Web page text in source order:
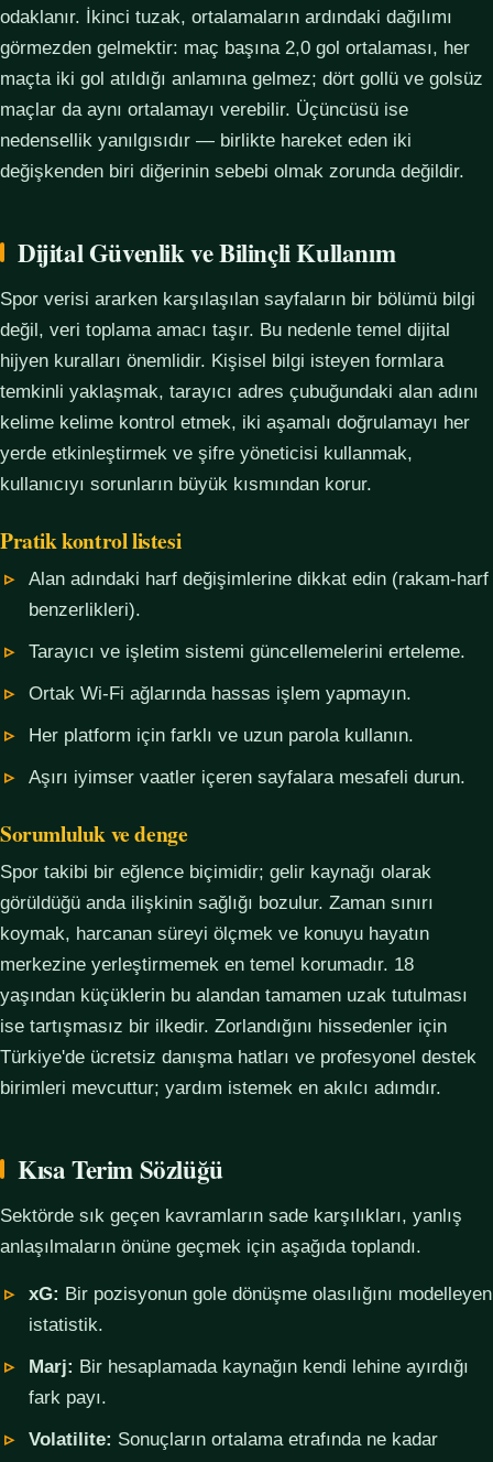
odaklanır. İkinci tuzak, ortalamaların ardındaki dağılımı
görmezden gelmektir: maç başına 2,0 gol ortalaması, her
maçta iki gol atıldığı anlamına gelmez; dört gollü ve golsüz
maçlar da aynı ortalamayı verebilir. Üçüncüsü ise
nedensellik yanılgısıdır — birlikte hareket eden iki
değişkenden biri diğerinin sebebi olmak zorunda değildir.
Dijital Güvenlik ve Bilinçli Kullanım
Spor verisi ararken karşılaşılan sayfaların bir bölümü bilgi
değil, veri toplama amacı taşır. Bu nedenle temel dijital
hijyen kuralları önemlidir. Kişisel bilgi isteyen formlara
temkinli yaklaşmak, tarayıcı adres çubuğundaki alan adını
kelime kelime kontrol etmek, iki aşamalı doğrulamayı her
yerde etkinleştirmek ve şifre yöneticisi kullanmak,
kullanıcıyı sorunların büyük kısmından korur.
Pratik kontrol listesi
Alan adındaki harf değişimlerine dikkat edin (rakam-harf
benzerlikleri).
Tarayıcı ve işletim sistemi güncellemelerini erteleme.
Ortak Wi-Fi ağlarında hassas işlem yapmayın.
Her platform için farklı ve uzun parola kullanın.
Aşırı iyimser vaatler içeren sayfalara mesafeli durun.
Sorumluluk ve denge
Spor takibi bir eğlence biçimidir; gelir kaynağı olarak
görüldüğü anda ilişkinin sağlığı bozulur. Zaman sınırı
koymak, harcanan süreyi ölçmek ve konuyu hayatın
merkezine yerleştirmemek en temel korumadır. 18
yaşından küçüklerin bu alandan tamamen uzak tutulması
ise tartışmasız bir ilkedir. Zorlandığını hissedenler için
Türkiye'de ücretsiz danışma hatları ve profesyonel destek
birimleri mevcuttur; yardım istemek en akılcı adımdır.
Kısa Terim Sözlüğü
Sektörde sık geçen kavramların sade karşılıkları, yanlış
anlaşılmaların önüne geçmek için aşağıda toplandı.
xG: Bir pozisyonun gole dönüşme olasılığını modelleyen
istatistik.
Marj: Bir hesaplamada kaynağın kendi lehine ayırdığı
fark payı.
Volatilite: Sonuçların ortalama etrafında ne kadar